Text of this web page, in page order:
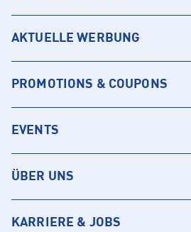
AKTUELLE WERBUNG
PROMOTIONS & COUPONS
EVENTS
ÜBER UNS
KARRIERE & JOBS